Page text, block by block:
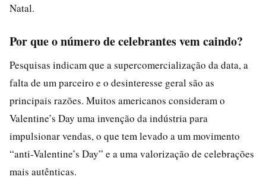
Natal.
Por que o número de celebrantes vem caindo?
Pesquisas indicam que a supercomercialização da data, a
falta de um parceiro e o desinteresse geral são as
principais razões. Muitos americanos consideram o
Valentine’s Day uma invenção da indústria para
impulsionar vendas, o que tem levado a um movimento
“anti-Valentine’s Day” e a uma valorização de celebrações
mais autênticas.